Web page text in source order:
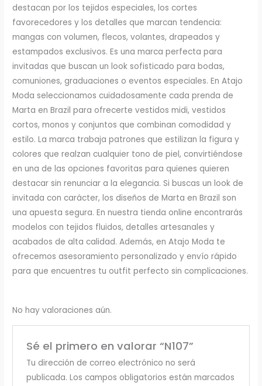
destacan por los tejidos especiales, los cortes
favorecedores y los detalles que marcan tendencia:
mangas con volumen, flecos, volantes, drapeados y
estampados exclusivos. Es una marca perfecta para
invitadas que buscan un look sofisticado para bodas,
comuniones, graduaciones o eventos especiales. En Atajo
Moda seleccionamos cuidadosamente cada prenda de
Marta en Brazil para ofrecerte vestidos midi, vestidos
cortos, monos y conjuntos que combinan comodidad y
estilo. La marca trabaja patrones que estilizan la figura y
colores que realzan cualquier tono de piel, convirtiéndose
en una de las opciones favoritas para quienes quieren
destacar sin renunciar a la elegancia. Si buscas un look de
invitada con carácter, los diseños de Marta en Brazil son
una apuesta segura. En nuestra tienda online encontrarás
modelos con tejidos fluidos, detalles artesanales y
acabados de alta calidad. Además, en Atajo Moda te
ofrecemos asesoramiento personalizado y envío rápido
para que encuentres tu outfit perfecto sin complicaciones.
No hay valoraciones aún.
Sé el primero en valorar “N107”
Tu dirección de correo electrónico no será
publicada. Los campos obligatorios están marcados